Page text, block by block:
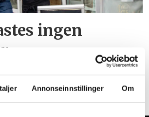
Annonseinnstillinger Om
ingen